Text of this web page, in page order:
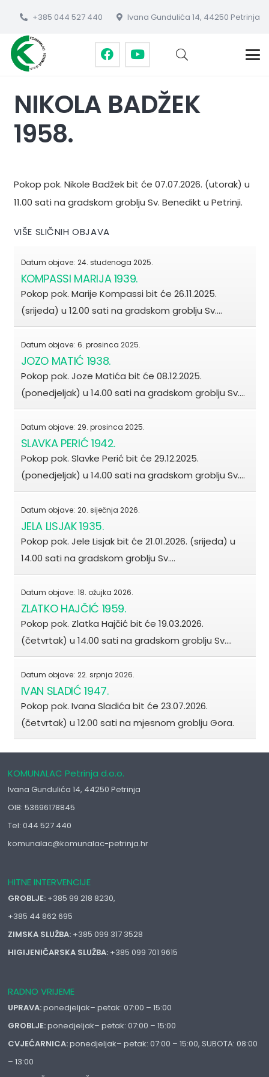
+385 044 527 440 Ivana Gundulića 14, 44250 Petrinja
NIKOLA BADŽEK
1958.
Pokop pok. Nikole Badžek bit će 07.07.2026. (utorak) u
11.00 sati na gradskom groblju Sv. Benedikt u Petrinji.
VIŠE SLIČNIH OBJAVA
Datum objave: 24. studenoga 2025.
KOMPASSI MARIJA 1939.
Pokop pok. Marije Kompassi bit će 26.11.2025.
(srijeda) u 12.00 sati na gradskom groblju Sv.…
Datum objave: 6. prosinca 2025.
JOZO MATIĆ 1938.
Pokop pok. Joze Matića bit će 08.12.2025.
(ponedjeljak) u 14.00 sati na gradskom groblju Sv.…
Datum objave: 29. prosinca 2025.
SLAVKA PERIĆ 1942.
Pokop pok. Slavke Perić bit će 29.12.2025.
(ponedjeljak) u 14.00 sati na gradskom groblju Sv.…
Datum objave: 20. siječnja 2026.
JELA LISJAK 1935.
Pokop pok. Jele Lisjak bit će 21.01.2026. (srijeda) u
14.00 sati na gradskom groblju Sv.…
Datum objave: 18. ožujka 2026.
ZLATKO HAJČIĆ 1959.
Pokop pok. Zlatka Hajčić bit će 19.03.2026.
(četvrtak) u 14.00 sati na gradskom groblju Sv.…
Datum objave: 22. srpnja 2026.
IVAN SLADIĆ 1947.
Pokop pok. Ivana Sladića bit će 23.07.2026.
(četvrtak) u 12.00 sati na mjesnom groblju Gora.
KOMUNALAC Petrinja d.o.o.
Ivana Gundulića 14, 44250 Petrinja
OIB: 53696178845
Tel: 044 527 440
komunalac@komunalac-petrinja.hr
HITNE INTERVENCIJE
GROBLJE: +385 99 218 8230,
+385 44 862 695
ZIMSKA SLUŽBA: +385 099 317 3528
HIGIJENIČARSKA SLUŽBA: +385 099 701 9615
RADNO VRIJEME
UPRAVA:ponedjeljak– petak: 07:00 – 15:00
GROBLJE:ponedjeljak– petak: 07:00 – 15:00
CVJEĆARNICA:ponedjeljak– petak: 07:00 – 15:00, SUBOTA: 08:00
– 13:00